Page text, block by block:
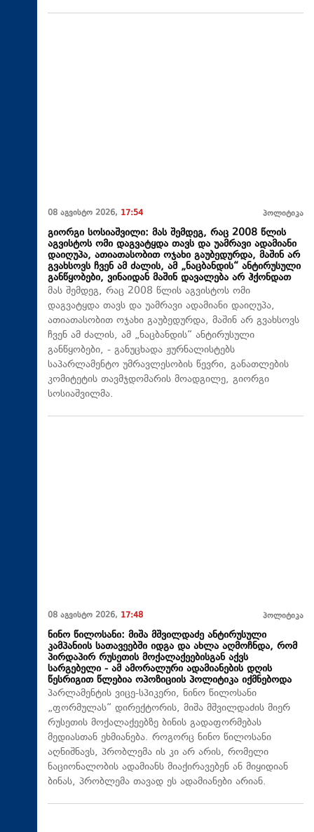
08 აგვისტო 2026, 17:54 პოლიტიკა
გიორგი სოსიაშვილი: მას შემდეგ, რაც 2008 წლის
აგვისტოს ომი დაგვატყდა თავს და უამრავი ადამიანი
დაიღუპა, ათიათასობით ოჯახი გაუბედურდა, მაშინ არ
გვახსოვს ჩვენ ამ ძალის, ამ „ნაცბანდის“ ანტირუსული
განწყობები, ვინაიდან მაშინ დავალება არ ჰქონდათ
მას შემდეგ, რაც 2008 წლის აგვისტოს ომი
დაგვატყდა თავს და უამრავი ადამიანი დაიღუპა,
ათიათასობით ოჯახი გაუბედურდა, მაშინ არ გვახსოვს
ჩვენ ამ ძალის, ამ „ნაცბანდის“ ანტირუსული
განწყობები, - განუცხადა ჟურნალისტებს
საპარლამენტო უმრავლესობის წევრი, განათლების
კომიტეტის თავმჯდომარის მოადგილე, გიორგი
სოსიაშვილმა.
08 აგვისტო 2026, 17:48 პოლიტიკა
ნინო წილოსანი: მიშა მშვილდაძე ანტირუსული
კამპანიის სათავეებში იდგა და ახლა აღმოჩნდა, რომ
პირდაპირ რუსეთის მოქალაქეებისგან აქვს
სარგებელი - ამ ამორალური ადამიანების დღის
წესრიგით წლებია ოპოზიციის პოლიტიკა იქმნებოდა
პარლამენტის ვიცე-სპიკერი, ნინო წილოსანი
„ფორმულას“ დირექტორის, მიშა მშვილდაძის მიერ
რუსეთის მოქალაქეებზე ბინის გადაფორმებას
მედიასთან ეხმიანება. როგორც ნინო წილოსანი
აღნიშნავს, პრობლემა ის კი არ არის, რომელი
ნაციონალობის ადამიანს მიაქირავებენ ან მიყიდიან
ბინას, პრობლემა თავად ეს ადამიანები არიან.